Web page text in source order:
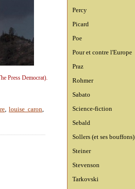
Percy
Picard
Poe
Pour et contre l'Europe
Praz
Rohmer
Sabato
Science-fiction
Sebald
Sollers (et ses bouffons)
Steiner
Stevenson
Tarkovski
Press Democrat).
,louise caron,